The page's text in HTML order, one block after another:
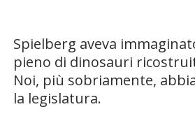
Spielberg aveva
pieno di dinosauri
Noi, più sobriamente,
la legislatura.